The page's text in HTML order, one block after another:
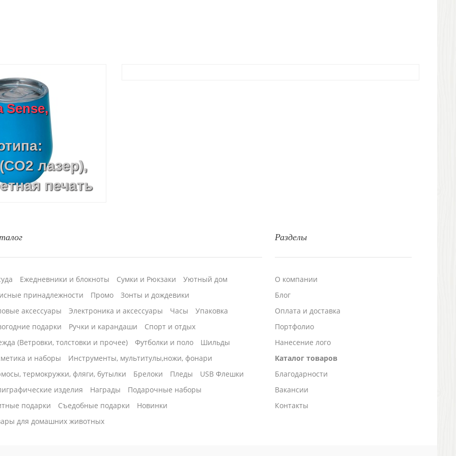
Sense,
лазер),
печать
Разделы
О компании
Блог
Оплата и доставка
Портфолио
Нанесение лого
Каталог товаров
Благодарности
Вакансии
Контакты
Ежедневники и блокноты Сумки и Рюкзаки
Уютный дом
принадлежности
Промо
Зонты и дождевики
аксессуары
Электроника и аксессуары Часы
Упаковка
подарки
Ручки и карандаши
Спорт и отдых
(Ветровки, толстовки и прочее)
Футболки и поло
Шильды
и наборы
Инструменты, мультитулы,ножи, фонари
термокружки, фляги, бутылки
Брелоки Пледы
USB Флешки
изделия
Награды
Подарочные наборы
подарки
Cъедобные подарки
Новинки
для домашних животных